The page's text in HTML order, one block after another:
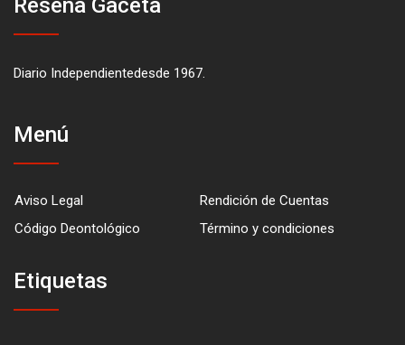
Diario Independientedesde 1967.
Menú
Aviso Legal
Rendición de Cuentas
Código Deontológico
Término y condiciones
Etiquetas